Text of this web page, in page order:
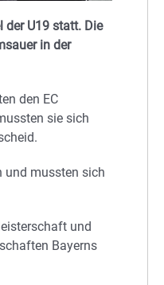
U19 statt. Die
in der
den EC
sie sich
und mussten sich
und
Bayerns